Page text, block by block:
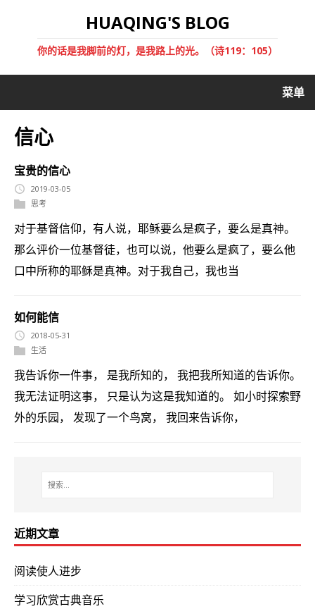
HUAQING'S BLOG
你的话是我脚前的灯，是我路上的光。（诗119：105）
菜单
信心
宝贵的信心
2019-03-05
思考
对于基督信仰，有人说，耶稣要么是疯子，要么是真神。
那么评价一位基督徒，也可以说，他要么是疯了，要么他
口中所称的耶稣是真神。对于我自己，我也当
如何能信
2018-05-31
生活
我告诉你一件事， 是我所知的， 我把我所知道的告诉你。
我无法证明这事， 只是认为这是我知道的。 如小时探索野
外的乐园， 发现了一个鸟窝， 我回来告诉你，
近期文章
阅读使人进步
学习欣赏古典音乐